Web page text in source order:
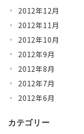
2012年12月
2012年11月
2012年10月
2012年9月
2012年8月
2012年7月
2012年6月
カテゴリー